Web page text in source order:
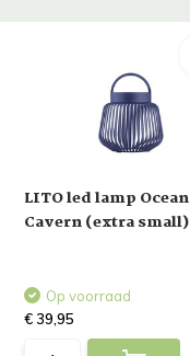
LITO led lamp Ocean
Cavern (extra small)
Op voorraad
€ 39,95